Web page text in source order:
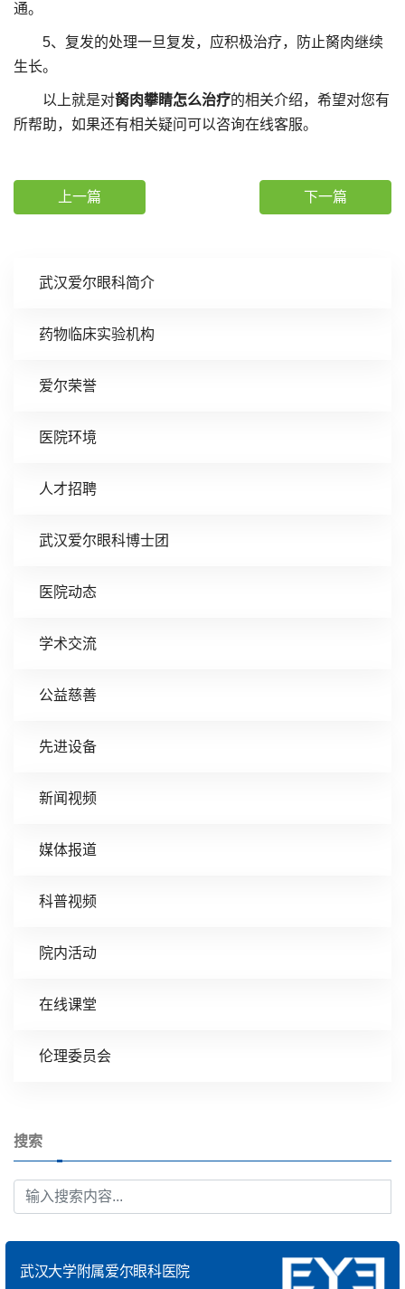
武汉爱尔眼科简介
药物临床实验机构
爱尔荣誉
医院环境
人才招聘
武汉爱尔眼科博士团
医院动态
学术交流
公益慈善
先进设备
新闻视频
媒体报道
科普视频
院内活动
在线课堂
伦理委员会
搜索
通。
5、复发的处理一旦复发，应积极治疗，防止胬肉继续
生长。
以上就是对胬肉攀睛怎么治疗的相关介绍，希望对您有
所帮助，如果还有相关疑问可以咨询在线客服。
上一篇 下一篇
武汉大学附属爱尔眼科医院